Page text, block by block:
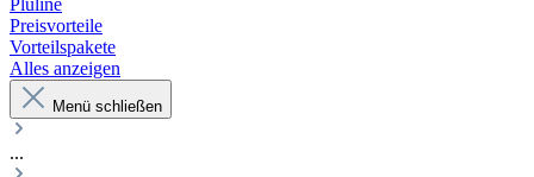
Pluline
Preisvorteile
Vorteilspakete
Alles anzeigen
Menü schließen
...